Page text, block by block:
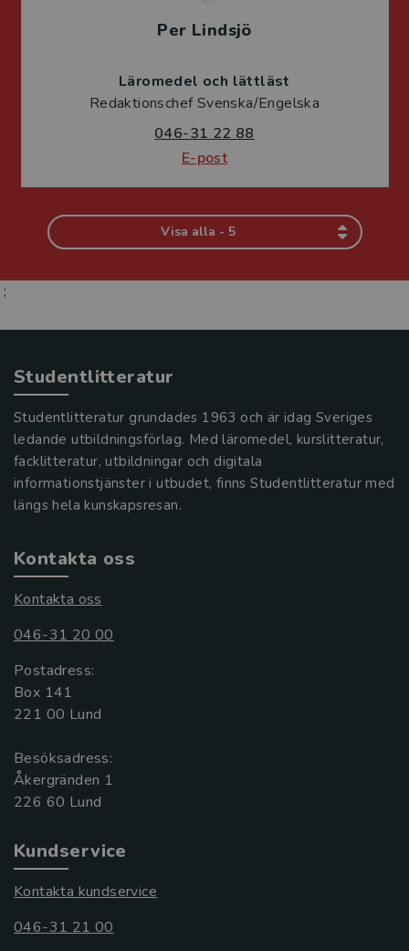
Per Lindsjö
Läromedel och lättläst
Redaktionschef Svenska/Engelska
046-31 22 88
E-post
Visa alla - 5
;
Studentlitteratur
Studentlitteratur grundades 1963 och är idag Sveriges
ledande utbildningsförlag. Med läromedel, kurslitteratur,
facklitteratur, utbildningar och digitala
informationstjänster i utbudet, finns Studentlitteratur med
längs hela kunskapsresan.
Kontakta oss
Kontakta oss
046-31 20 00
Postadress:
Box 141
221 00 Lund
Besöksadress:
Åkergränden 1
Kundservice
Kontakta kundservice
046-31 21 00